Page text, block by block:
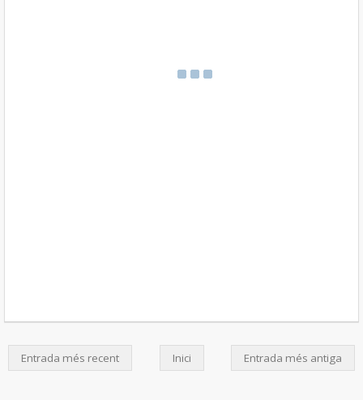
Entrada més recent Entrada més antiga
Inici